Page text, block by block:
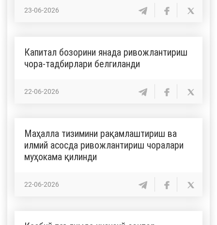
23-06-2026
Капитал бозорини янада ривожлантириш
чора-тадбирлари белгиланди
22-06-2026
Маҳалла тизимини рақамлаштириш ва
илмий асосда ривожлантириш чоралари
муҳокама қилинди
22-06-2026